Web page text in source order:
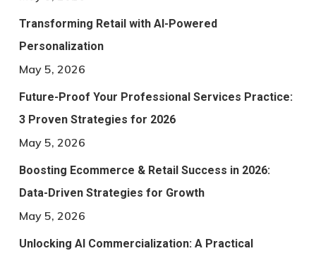
Transforming Retail with AI-Powered
Personalization
May 5, 2026
Future-Proof Your Professional Services Practice:
3 Proven Strategies for 2026
May 5, 2026
Boosting Ecommerce & Retail Success in 2026:
Data-Driven Strategies for Growth
May 5, 2026
Unlocking AI Commercialization: A Practical